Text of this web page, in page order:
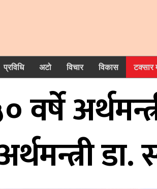
प्रविधि अटो विचार विकास टक्सार
वर्षे
डा.